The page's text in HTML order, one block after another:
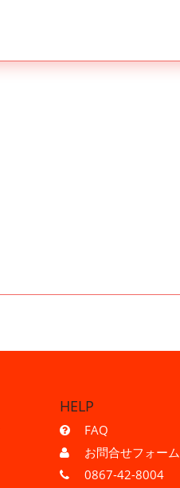
HELP
FAQ
お問合せフォーム
0867-42-8004